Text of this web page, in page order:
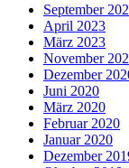
September
April 2023
März 2023
November
Dezember
Juni 2020
März 2020
Februar 2020
Januar 2020
Dezember